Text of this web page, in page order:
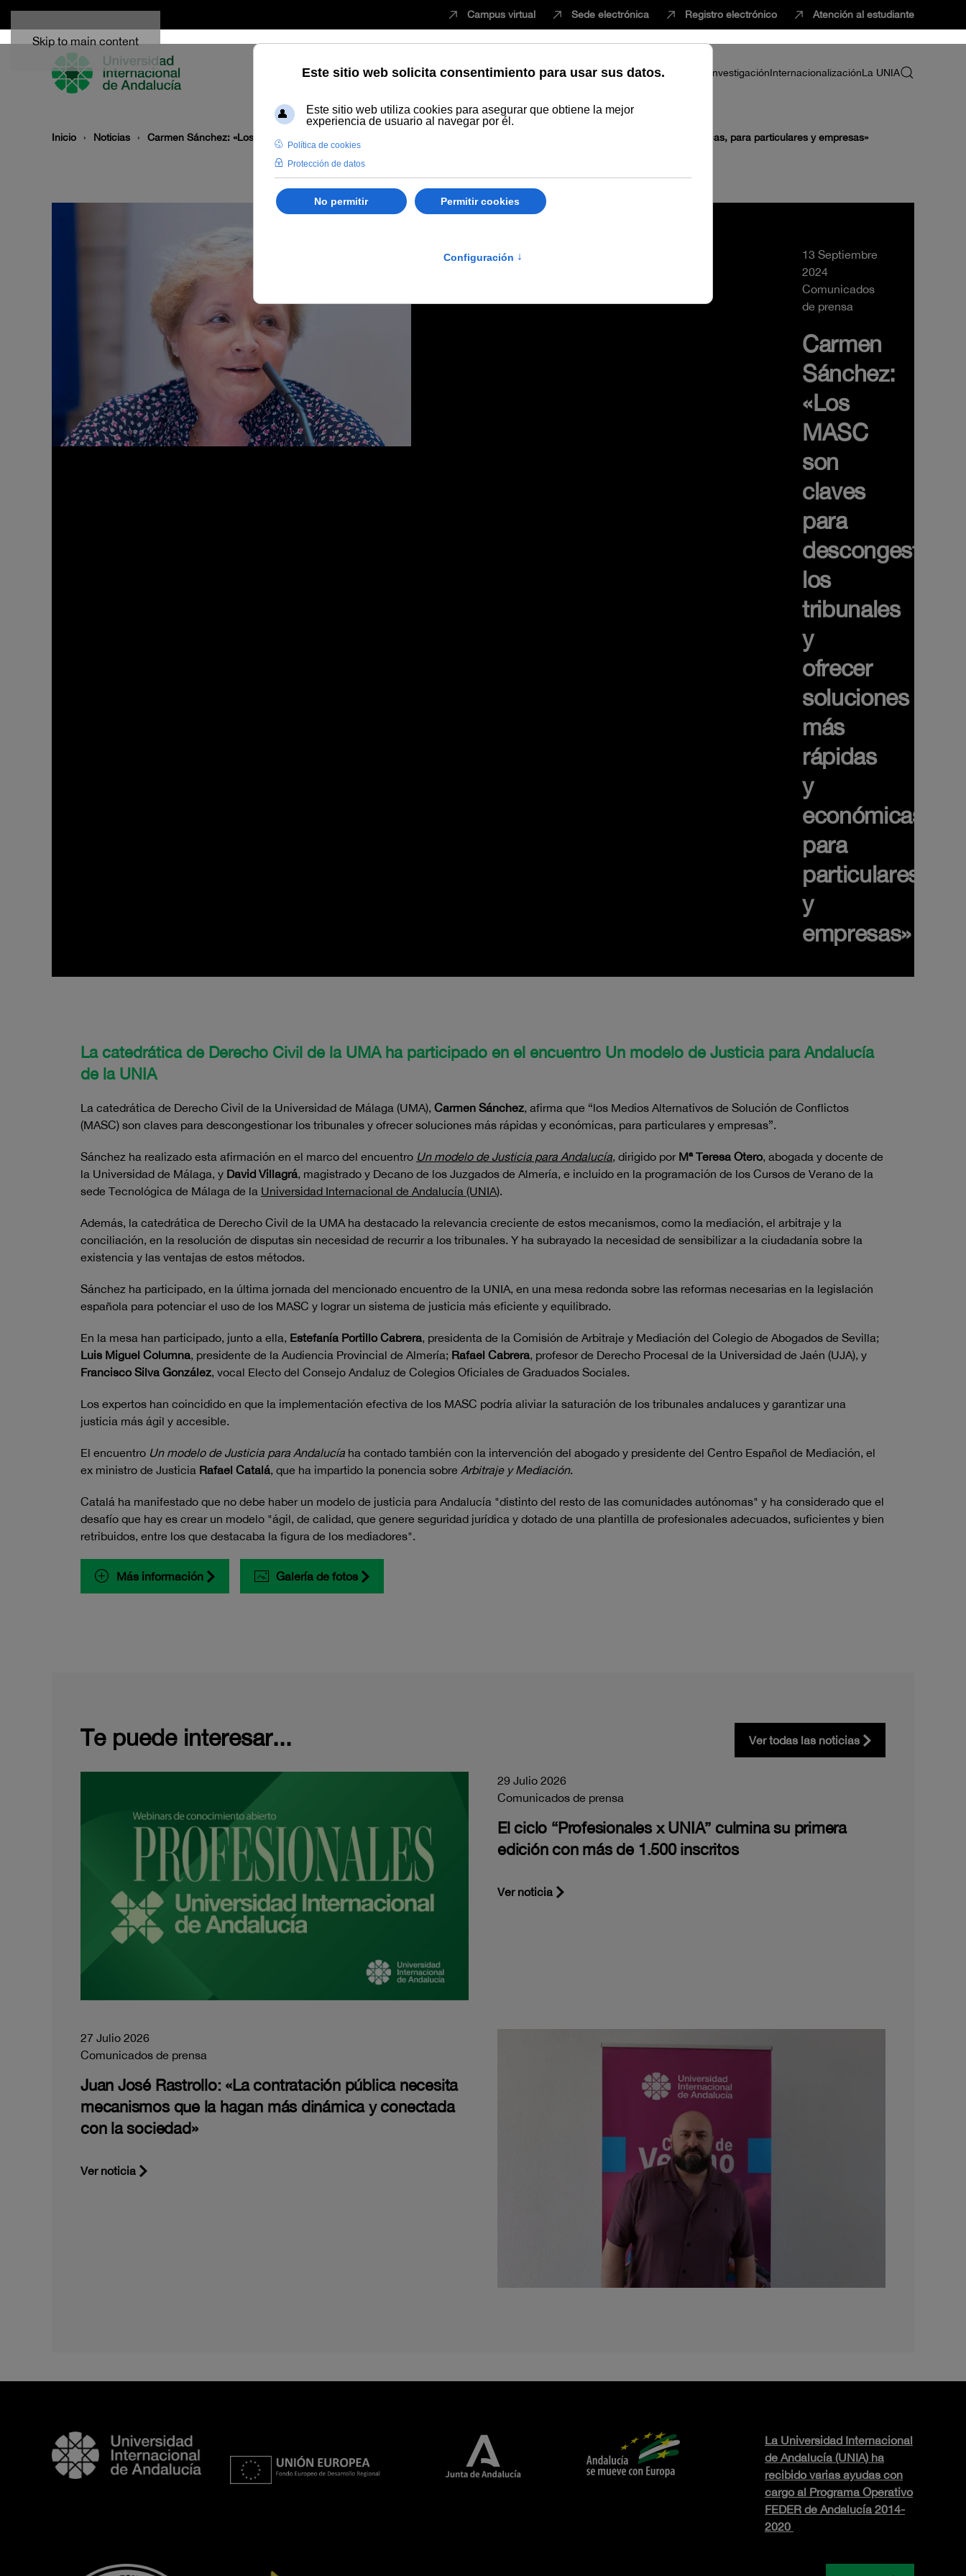
Skip to main content
Campus virtual Sede electrónica Registro electrónico Atención al estudiante
EstudiarInnovaciónVida universitariaProfesorado InvestigaciónInternacionalizaciónLa UNIA
Inicio Noticias Carmen Sánchez: «Los MASC son claves para descongestionar los tribunales y ofrecer soluciones más rápidas y económicas, para particulares y empresas»
13 Septiembre
2024
Comunicados
de prensa
Carmen
Sánchez:
«Los
MASC
son
claves
para
los
tribunales
y
ofrecer
soluciones
más
rápidas
y
económicas,
para
particulares
y
empresas»
La catedrática de Derecho Civil de la UMA ha participado en el encuentro Un modelo de Justicia para Andalucía
de la UNIA
La catedrática de Derecho Civil de la Universidad de Málaga (UMA), Carmen Sánchez, afirma que “los Medios Alternativos de Solución de Conflictos
(MASC) son claves para descongestionar los tribunales y ofrecer soluciones más rápidas y económicas, para particulares y empresas”.
Sánchez ha realizado esta afirmación en el marco del encuentro Un modelo de Justicia para Andalucía, dirigido por Mª Teresa Otero, abogada y docente de
la Universidad de Málaga, y David Villagrá, magistrado y Decano de los Juzgados de Almería, e incluido en la programación de los Cursos de Verano de la
sede Tecnológica de Málaga de la Universidad Internacional de Andalucía (UNIA).
Además, la catedrática de Derecho Civil de la UMA ha destacado la relevancia creciente de estos mecanismos, como la mediación, el arbitraje y la
conciliación, en la resolución de disputas sin necesidad de recurrir a los tribunales. Y ha subrayado la necesidad de sensibilizar a la ciudadanía sobre la
existencia y las ventajas de estos métodos.
Sánchez ha participado, en la última jornada del mencionado encuentro de la UNIA, en una mesa redonda sobre las reformas necesarias en la legislación
española para potenciar el uso de los MASC y lograr un sistema de justicia más eficiente y equilibrado.
En la mesa han participado, junto a ella, Estefanía Portillo Cabrera, presidenta de la Comisión de Arbitraje y Mediación del Colegio de Abogados de Sevilla;
Luis Miguel Columna, presidente de la Audiencia Provincial de Almería; Rafael Cabrera, profesor de Derecho Procesal de la Universidad de Jaén (UJA), y
Francisco Silva González, vocal Electo del Consejo Andaluz de Colegios Oficiales de Graduados Sociales.
Los expertos han coincidido en que la implementación efectiva de los MASC podría aliviar la saturación de los tribunales andaluces y garantizar una
justicia más ágil y accesible.
El encuentro Un modelo de Justicia para Andalucía ha contado también con la intervención del abogado y presidente del Centro Español de Mediación, el
ex ministro de Justicia Rafael Catalá, que ha impartido la ponencia sobre Arbitraje y Mediación.
Catalá ha manifestado que no debe haber un modelo de justicia para Andalucía "distinto del resto de las comunidades autónomas" y ha considerado que el
desafío que hay es crear un modelo "ágil, de calidad, que genere seguridad jurídica y dotado de una plantilla de profesionales adecuados, suficientes y bien
retribuidos, entre los que destacaba la figura de los mediadores".
Más información Galería de fotos
Te puede interesar... Ver todas las noticias
29 Julio 2026
Comunicados de prensa
El ciclo “Profesionales x UNIA” culmina su primera
edición con más de 1.500 inscritos
Ver noticia
27 Julio 2026
Comunicados de prensa
Juan José Rastrollo: «La contratación pública necesita
mecanismos que la hagan más dinámica y conectada
con la sociedad»
Ver noticia
La Universidad Internacional
de Andalucía (UNIA) ha
recibido varias ayudas con
cargo al Programa Operativo
FEDER de Andalucía 2014-
2020